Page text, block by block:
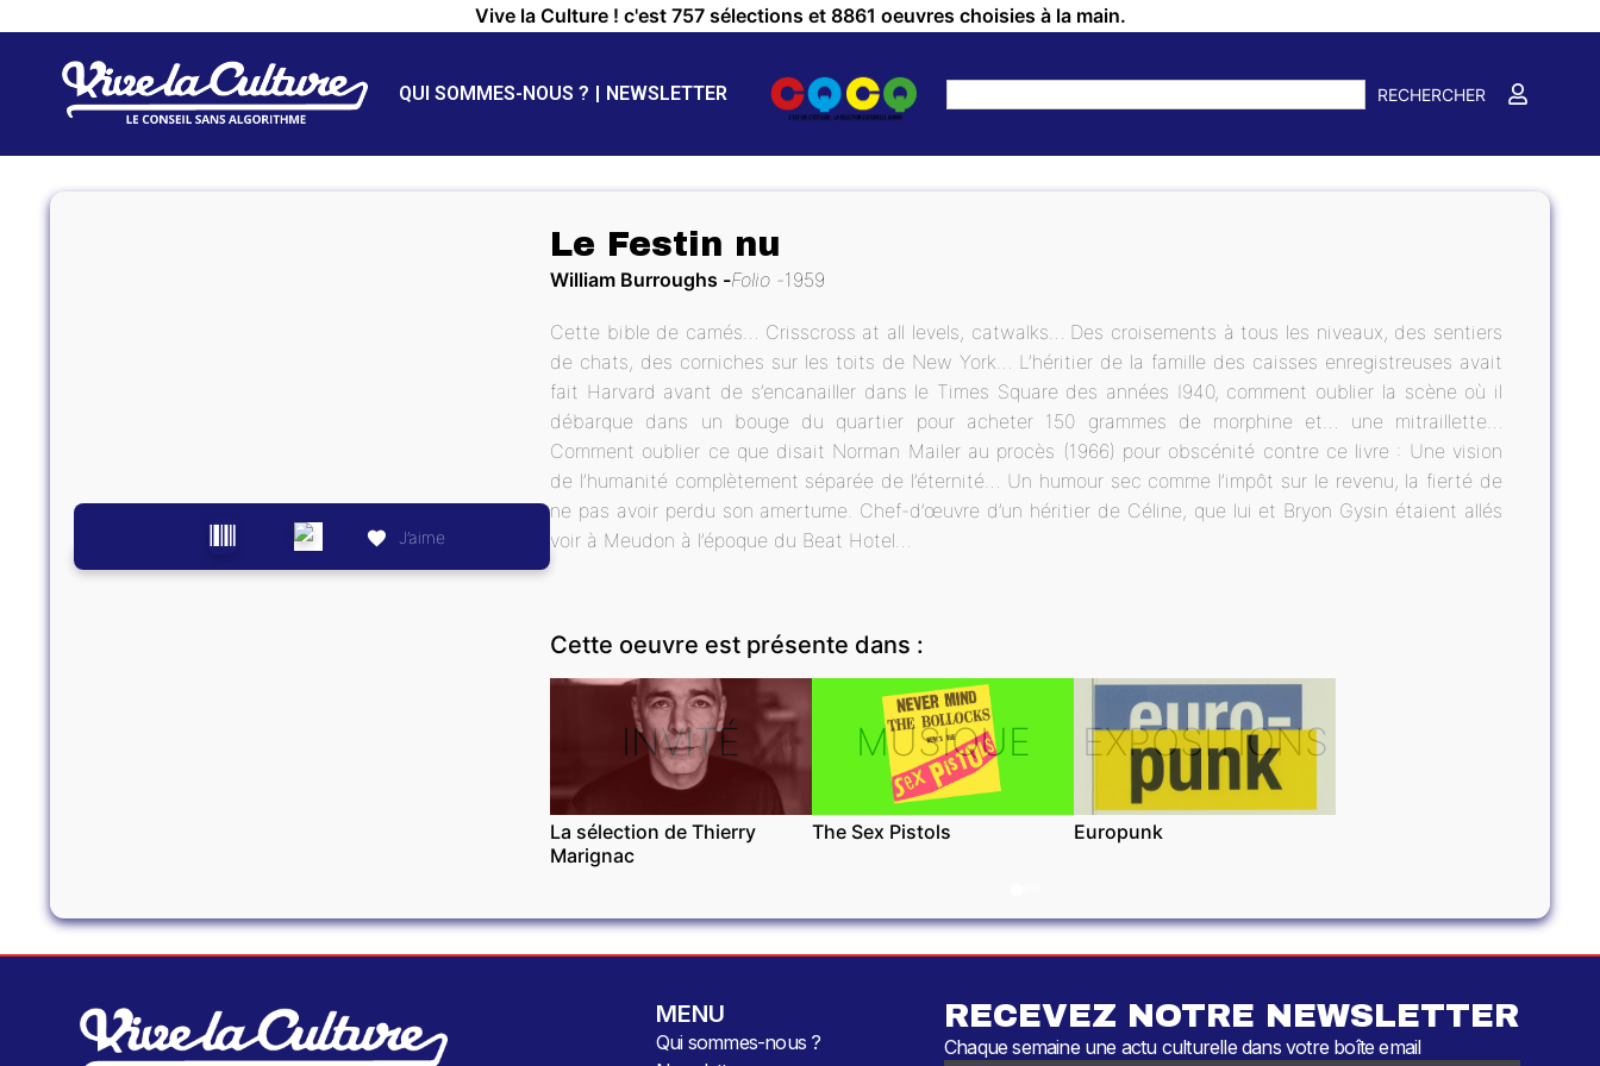
Vive la Culture ! c'est 757 sélections et 8861 oeuvres choisies à la main.
QUI SOMMES-NOUS ? NEWSLETTER RECHERCHER
J’aime
Le Festin nu
William Burroughs Folio 1959
Cette bible de camés… Crisscross at all levels, catwalks… Des croisements à tous les niveaux, des sentiers
de chats, des corniches sur les toits de New York… L’héritier de la famille des caisses enregistreuses avait
fait Harvard avant de s’encanailler dans le Times Square des années I940, comment oublier la scène où il
débarque dans un bouge du quartier pour acheter 150 grammes de morphine et… une mitraillette…
Comment oublier ce que disait Norman Mailer au procès (1966) pour obscénité contre ce livre : Une vision
de l’humanité complètement séparée de l’éternité… Un humour sec comme l’impôt sur le revenu, la fierté de
ne pas avoir perdu son amertume. Chef-d’œuvre d’un héritier de Céline, que lui et Bryon Gysin étaient allés
voir à Meudon à l’époque du Beat Hotel…
Cette oeuvre est présente dans :
INVITÉ
La sélection de Thierry
Marignac
MUSIQUE
The Sex Pistols
EXPOSITIONS
Europunk
MENU
Qui sommes-nous ?
RECEVEZ NOTRE NEWSLETTER
Chaque semaine une actu culturelle dans votre boîte email